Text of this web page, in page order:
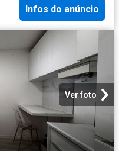
Infos do anúncio
Ver foto